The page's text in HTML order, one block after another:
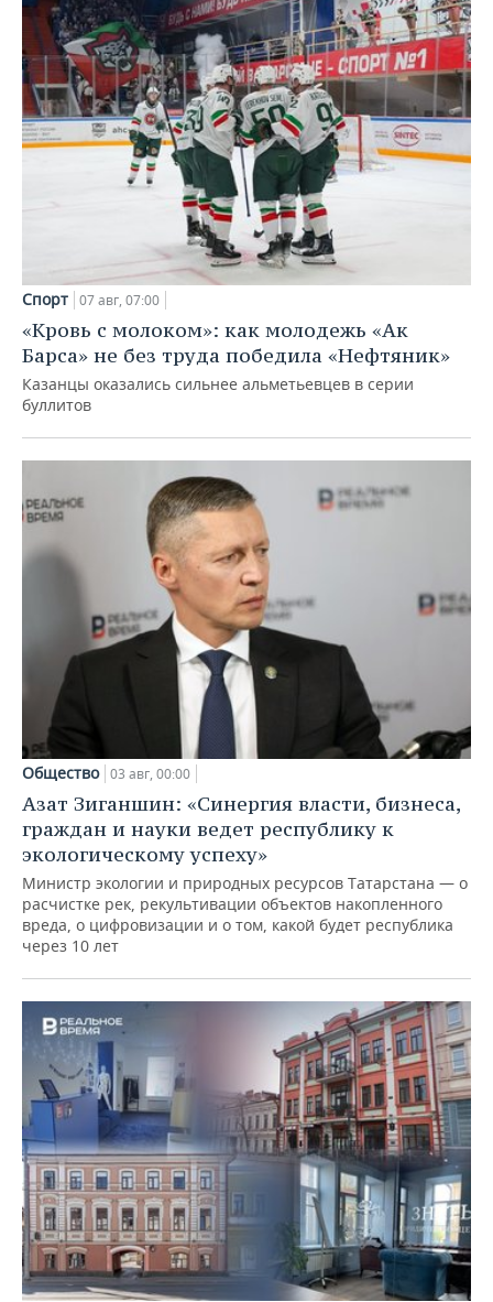
Спорт 07 авг, 07:00
«Кровь с молоком»: как молодежь «Ак
Барса» не без труда победила «Нефтяник»
Казанцы оказались сильнее альметьевцев в серии
буллитов
Общество 03 авг, 00:00
Азат Зиганшин: «Синергия власти, бизнеса,
граждан и науки ведет республику к
экологическому успеху»
Министр экологии и природных ресурсов Татарстана — о
расчистке рек, рекультивации объектов накопленного
вреда, о цифровизации и о том, какой будет республика
через 10 лет